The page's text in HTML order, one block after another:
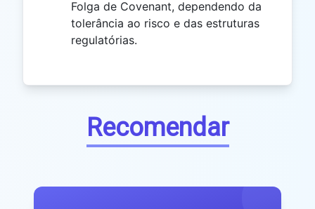
Folga de Covenant, dependendo da
tolerância ao risco e das estruturas
regulatórias.
Recomendar